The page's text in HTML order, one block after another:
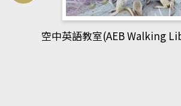
網管人(kono平台)